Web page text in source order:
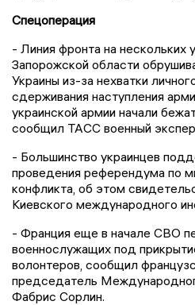
Спецоперация
- Линия фронта на нескольких
Запорожской области
Украины из-за нехватки
сдерживания наступления
украинской армии начали
сообщил ТАСС военный
- Большинство украинцев
проведения референдума по
конфликта, об этом
Киевского международного
- Франция еще в начале СВО
военнослужащих под
волонтеров, сообщил
председатель
Фабрис Сорлин.